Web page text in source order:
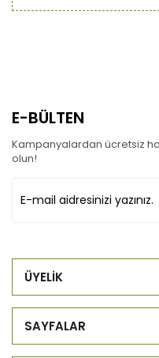
E-BÜLTEN
Kampanyalardan ücretsiz
olun!
ÜYELİK
SAYFALAR